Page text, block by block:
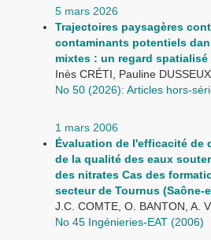
5 mars 2026
Trajectoires paysagères
contaminants potentiels
mixtes : un regard spatialisé
Inès CRÉTI, Pauline
No 50 (2026): Articles hors-
1 mars 2006
Évaluation de l'efficacité de
de la qualité des eaux
des nitrates Cas des
secteur de Tournus (Saône-
J.C. COMTE, O. BANTON, A.
No 45 Ingénieries-EAT (2006)